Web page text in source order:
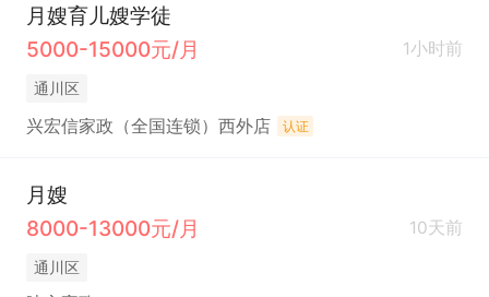
月嫂育儿嫂学徒
5000-15000元/月
1小时前
通川区
兴宏信家政（全国连锁）西外店 认证
月嫂
8000-13000元/月
10天前
通川区